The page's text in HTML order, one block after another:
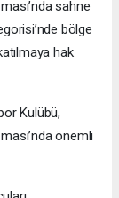
sahne
bölge
hak
Kulübü,
önemli